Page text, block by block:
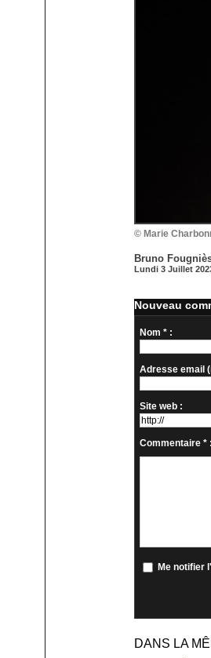
© Marie
Bruno
Lundi 3 Juillet
Nouveau
Nom * :
Adresse email
Site web :
Commentaire * :
Me notifier
DANS LA